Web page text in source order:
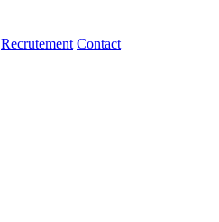
Recrutement Contact